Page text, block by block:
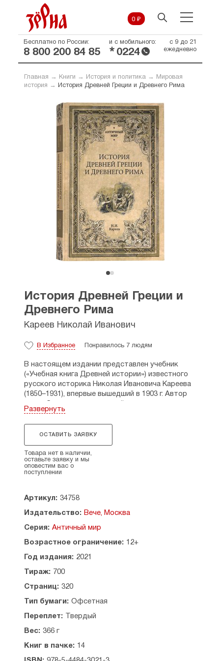
0 ₽
Бесплатно по России:
8 800 200 84 85
и с мобильного:
* 0224
с 9 до 21
ежедневно
Главная → Книги → История и политика→
Мировая
история → История Древней Греции и Древнего Рима
История Древней Греции и
Древнего Рима
Кареев Николай Иванович
В Избранное Понравилось 7 людям
В настоящем издании представлен учебник
(«Учебная книга Древней истории») известного
русского историка Николая Ивановича Кареева
(1850–1931), впервые вышедший в 1903 г. Автор
человека, раскрывает нравственные
и общественные идеалы, рассматривает
возникновение и развитие философии,
литературы, показывает взаимосвязь
культурных контактов. Не остается без
внимания и развитие религиозных взглядов
народов античного мира. Кареев исходит
политики, экономическое или культурное
развитие, то есть то, что имело наибольшее
в определенный исторический период.
СТРАНА ГРЕКОВ И ИХ ДРЕВНЕЙШАЯ КУЛЬТУРА
I. География Древней Г рении
III. Религия и поэтические предания греков
ГЛАВА II
ГРЕКОВ
ДО V В. ДО Р. Х.
Развернуть
ОСТАВИТЬ ЗАЯВКУ
Товара нет в наличии,
оставьте заявку и мы
оповестим вас о
поступлении
Артикул: 34758
Издательство: Вече, Москва
Серия: Античный мир
Возрастное ограничение: 12+
Год издания: 2021
Тираж: 700
Страниц: 320
Тип бумаги: Офсетная
Переплет: Твердый
Вес: 366 г
Книг в пачке: 14